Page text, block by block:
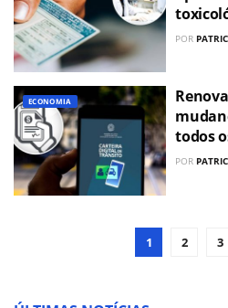
POR
ECONOMIA
todos
POR
1 2 3